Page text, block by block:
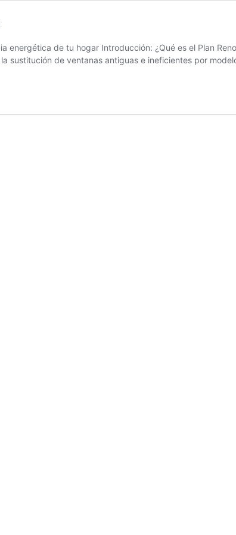
energética de tu hogar Introducción: ¿Qué es el Plan
sustitución de ventanas antiguas e ineficientes por